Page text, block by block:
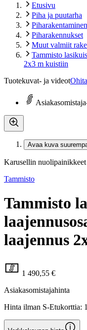
Etusivu
Piha ja puutarha
Piharakentaminen
Piharakennukset
Muut valmiit
Tammisto
2x3 m kuistiin
Tuotekuvat- ja videot
Avaa kuva
Karusellin nuolipainikkeet
Tammisto
Tammisto
laajennus
1 490,55 €
Asiakasomistajahinta
Hinta ilman S-Etukorttia: